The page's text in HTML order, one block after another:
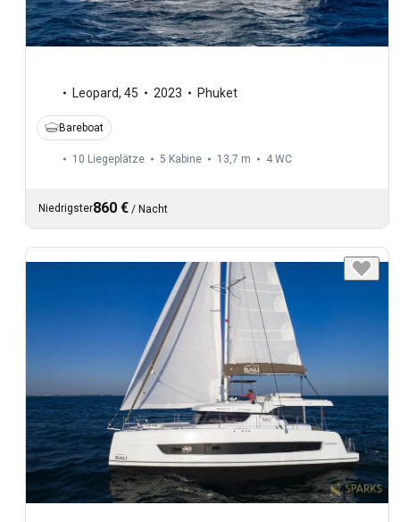
Leopard, 45 2023 Phuket
Bareboat
10 Liegeplätze 5 Kabine 13,7 m 4 WC
Niedrigster860 € / Nacht